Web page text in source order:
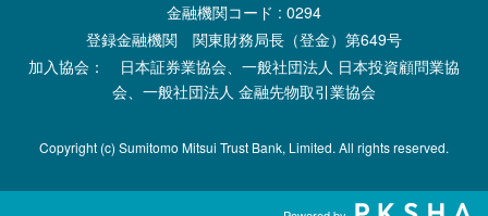
金融機関コード : 0294
登録金融機関 関東財務局長（登金）第649号
加入協会： 日本証券業協会、一般社団法人 日本投資顧問業協
会、一般社団法人 金融先物取引業協会
Copyright (c) Sumitomo Mitsui Trust Bank, Limited. All rights reserved.